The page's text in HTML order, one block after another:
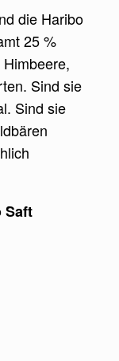
die Haribo
25 %
Sind sie
Sind sie
Saft